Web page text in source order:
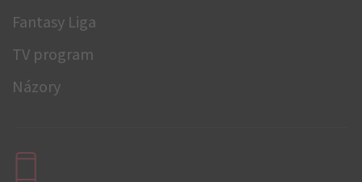
Fantasy Liga
TV program
Názory